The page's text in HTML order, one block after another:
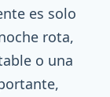
es solo
rota,
o una